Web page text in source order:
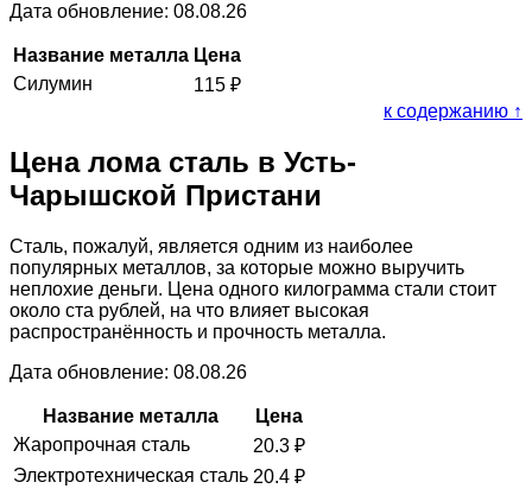
Дата обновление: 08.08.26
Название металла Цена
Силумин
115 ₽
к содержанию ↑
Цена лома сталь в Усть-
Чарышской Пристани
Сталь, пожалуй, является одним из наиболее
популярных металлов, за которые можно выручить
неплохие деньги. Цена одного килограмма стали стоит
около ста рублей, на что влияет высокая
распространённость и прочность металла.
Дата обновление: 08.08.26
Название металла
Цена
Жаропрочная сталь
20.3 ₽
Электротехническая сталь 20.4 ₽